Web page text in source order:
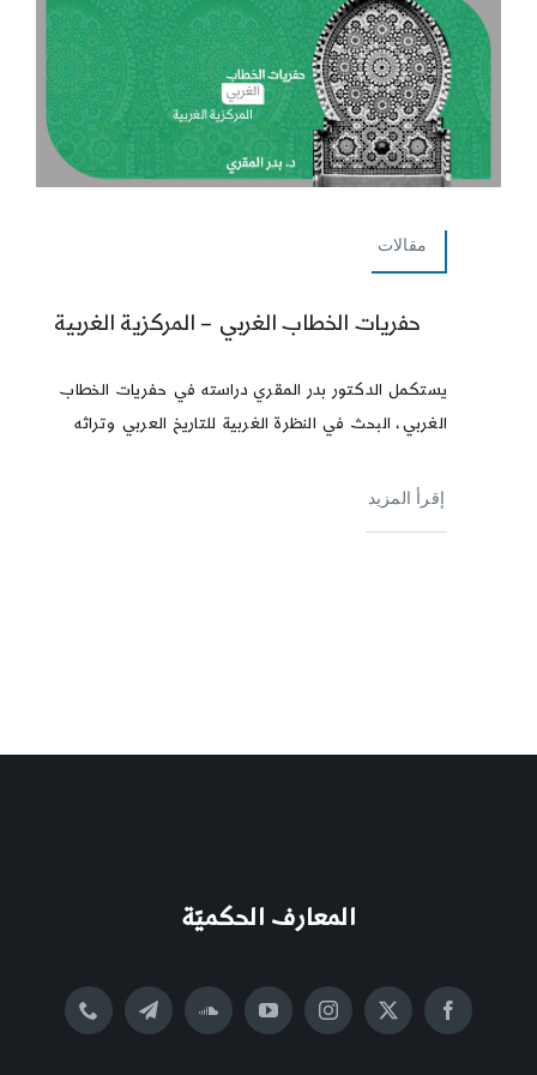
مقالات
حفريات الخطاب الغربي – المركزية الغربية
يستكمل الدكتور بدر المقري دراسته في حفريات الخطاب
الغربي، البحث في النظرة الغربية للتاريخ العربي وتراثه
إقرأ المزيد
المعارف الحكميّة